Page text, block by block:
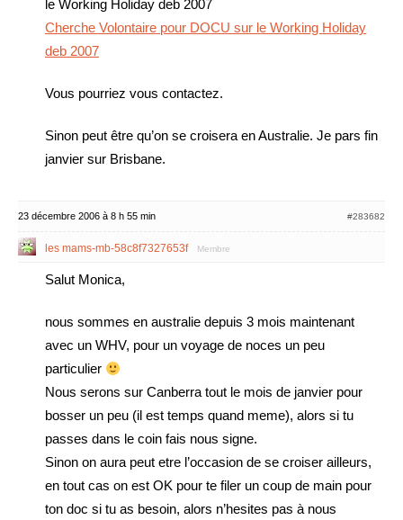
le Working Holiday deb 2007
Cherche Volontaire pour DOCU sur le Working Holiday
deb 2007
Vous pourriez vous contactez.
Sinon peut être qu’on se croisera en Australie. Je pars fin
janvier sur Brisbane.
23 décembre 2006 à 8 h 55 min #283682
les mams-mb-58c8f7327653f Membre
Salut Monica,
nous sommes en australie depuis 3 mois maintenant
avec un WHV, pour un voyage de noces un peu
particulier
Nous serons sur Canberra tout le mois de janvier pour
bosser un peu (il est temps quand meme), alors si tu
passes dans le coin fais nous signe.
Sinon on aura peut etre l’occasion de se croiser ailleurs,
en tout cas on est OK pour te filer un coup de main pour
ton doc si tu as besoin, alors n’hesites pas à nous